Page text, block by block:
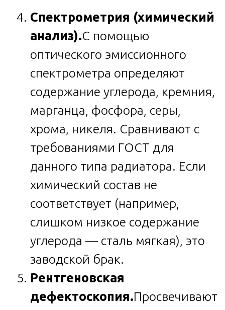
Спектрометрия (химический
анализ).С помощью
оптического эмиссионного
спектрометра определяют
содержание углерода, кремния,
марганца, фосфора, серы,
хрома, никеля. Сравнивают с
требованиями ГОСТ для
данного типа радиатора. Если
химический состав не
соответствует (например,
слишком низкое содержание
углерода — сталь мягкая), это
заводской брак.
Рентгеновская
дефектоскопия.Просвечивают